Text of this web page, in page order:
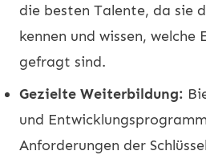
die besten Talente, da sie
kennen und wissen, welche
gefragt sind.
Gezielte Weiterbildung:
und
Anforderungen der